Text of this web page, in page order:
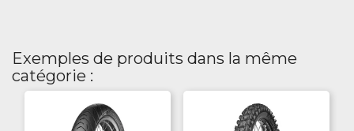
Exemples de produits dans la même
catégorie :